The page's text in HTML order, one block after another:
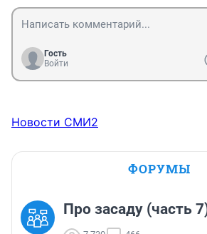
Гость
Войти
Новости СМИ2
ФОРУМЫ
Про засаду (часть